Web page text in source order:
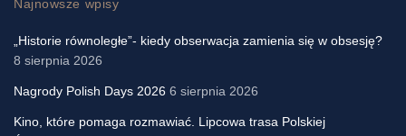
Najnowsze wpisy
„Historie równoległe”- kiedy obserwacja zamienia się w obsesję?
8 sierpnia 2026
Nagrody Polish Days 2026 6 sierpnia 2026
Kino, które pomaga rozmawiać. Lipcowa trasa Polskiej